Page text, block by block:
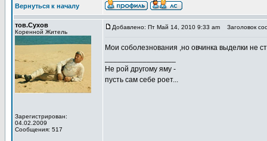
Вернуться к началу
тов.Сухов
Коренной Житель
Зарегистрирован:
04.02.2009
Сообщения: 517
Добавлено: Пт Май 14, 2010 9:33 am Заголовок
Мои соболезнования ,но овчинка выделки не
Не рой другому яму -
пусть сам себе роет...